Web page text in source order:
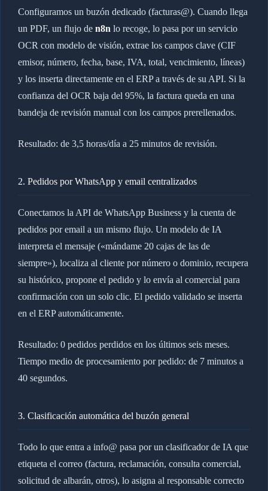
Configuramos un buzón dedicado (facturas@). Cuando llega
un PDF, un flujo de n8n lo recoge, lo pasa por un servicio
OCR con modelo de visión, extrae los campos clave (CIF
emisor, número, fecha, base, IVA, total, vencimiento, líneas)
y los inserta directamente en el ERP a través de su API. Si la
confianza del OCR baja del 95%, la factura queda en una
bandeja de revisión manual con los campos prerellenados.
Resultado: de 3,5 horas/día a 25 minutos de revisión.
2. Pedidos por WhatsApp y email centralizados
Conectamos la API de WhatsApp Business y la cuenta de
pedidos por email a un mismo flujo. Un modelo de IA
interpreta el mensaje («mándame 20 cajas de las de
siempre»), localiza al cliente por número o dominio, recupera
su histórico, propone el pedido y lo envía al comercial para
confirmación con un solo clic. El pedido validado se inserta
en el ERP automáticamente.
Resultado: 0 pedidos perdidos en los últimos seis meses.
Tiempo medio de procesamiento por pedido: de 7 minutos a
40 segundos.
3. Clasificación automática del buzón general
Todo lo que entra a info@ pasa por un clasificador de IA que
etiqueta el correo (factura, reclamación, consulta comercial,
solicitud de albarán, otros), lo asigna al responsable correcto